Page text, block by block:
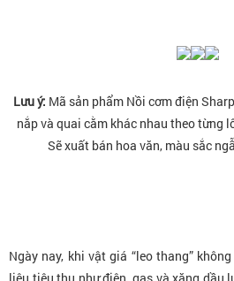
Lưu ý: Mã sản phẩm Nồi cơm điện
nắp và quai cằm khác nhau theo từng
Sẽ xuất bán hoa văn, màu sắc
Ngày nay, khi vật giá “leo thang”